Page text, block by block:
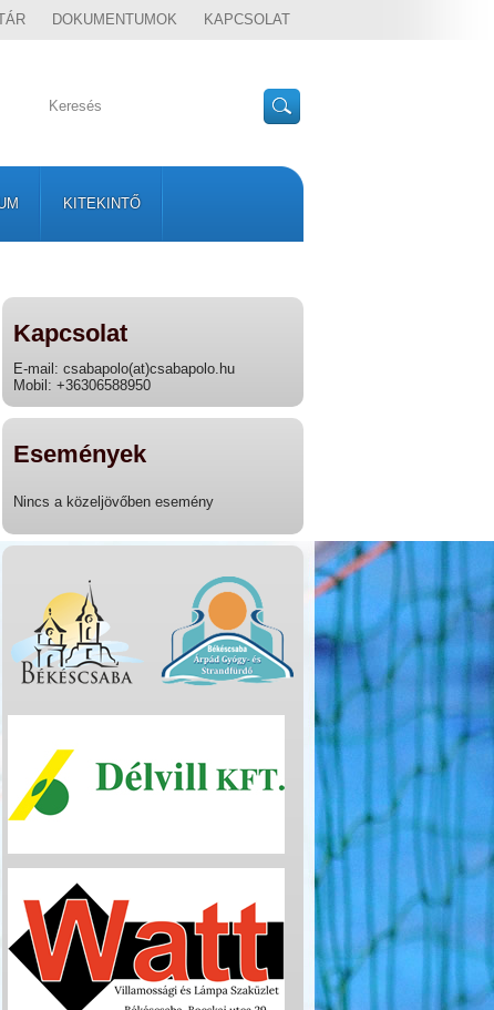
DOKUMENTUMOK KAPCSOLAT
KITEKINTŐ
Kapcsolat
E-mail: csabapolo(at)csabapolo.hu
Mobil: +36306588950
Események
Nincs a közeljövőben esemény